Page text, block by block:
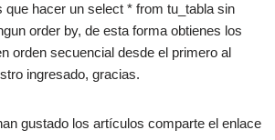
que hacer un select * from tu_tabla sin
order by, de esta forma obtienes los
orden secuencial desde el primero al
ingresado, gracias.
gustado los artículos comparte el enlace